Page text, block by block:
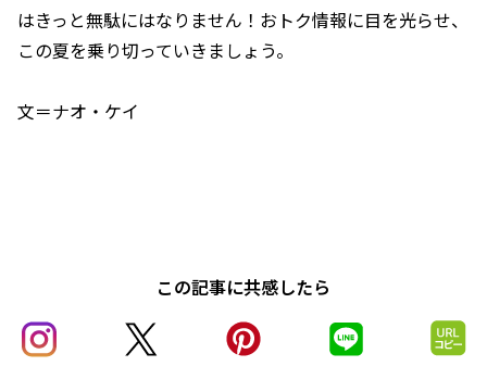
はきっと無駄にはなりません！おトク情報に目を光らせ、
この夏を乗り切っていきましょう。
文＝ナオ・ケイ
この記事に共感したら